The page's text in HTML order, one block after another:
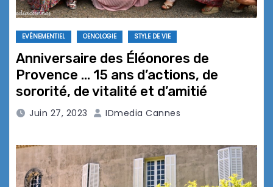
EVÉNEMENTIEL OENOLOGIE STYLE DE VIE
Anniversaire des Éléonores de
Provence … 15 ans d’actions, de
sororité, de vitalité et d’amitié
Juin 27, 2023 IDmedia Cannes